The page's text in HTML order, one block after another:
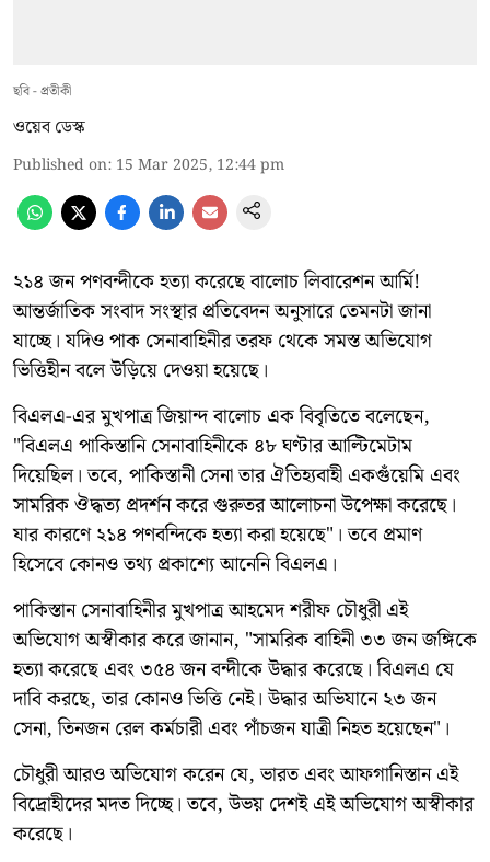
ছবি - প্রতীকী
ওয়েব ডেস্ক
Published on: 15 Mar 2025, 12:44 pm
২১৪ জন পণবন্দীকে হত্যা করেছে বালোচ লিবারেশন আর্মি!
আন্তর্জাতিক সংবাদ সংস্থার প্রতিবেদন অনুসারে তেমনটা জানা
যাচ্ছে। যদিও পাক সেনাবাহিনীর তরফ থেকে সমস্ত অভিযোগ
ভিত্তিহীন বলে উড়িয়ে দেওয়া হয়েছে।
বিএলএ-এর মুখপাত্র জিয়ান্দ বালোচ এক বিবৃতিতে বলেছেন,
"বিএলএ পাকিস্তানি সেনাবাহিনীকে ৪৮ ঘণ্টার আল্টিমেটাম
দিয়েছিল। তবে, পাকিস্তানী সেনা তার ঐতিহ্যবাহী একগুঁয়েমি এবং
সামরিক ঔদ্ধত্য প্রদর্শন করে গুরুতর আলোচনা উপেক্ষা করেছে।
যার কারণে ২১৪ পণবন্দিকে হত্যা করা হয়েছে"। তবে প্রমাণ
হিসেবে কোনও তথ্য প্রকাশ্যে আনেনি বিএলএ।
পাকিস্তান সেনাবাহিনীর মুখপাত্র আহমেদ শরীফ চৌধুরী এই
অভিযোগ অস্বীকার করে জানান, "সামরিক বাহিনী ৩৩ জন জঙ্গিকে
হত্যা করেছে এবং ৩৫৪ জন বন্দীকে উদ্ধার করেছে। বিএলএ যে
দাবি করছে, তার কোনও ভিত্তি নেই। উদ্ধার অভিযানে ২৩ জন
সেনা, তিনজন রেল কর্মচারী এবং পাঁচজন যাত্রী নিহত হয়েছেন"।
চৌধুরী আরও অভিযোগ করেন যে, ভারত এবং আফগানিস্তান এই
বিদ্রোহীদের মদত দিচ্ছে। তবে, উভয় দেশই এই অভিযোগ অস্বীকার
করেছে।